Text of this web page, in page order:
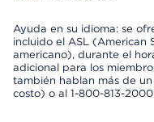
Ayuda en su idioma: se
incluido el ASL (American
americano), durante el
adicional para los
también hablan más de
costo) o al 1-800-813-